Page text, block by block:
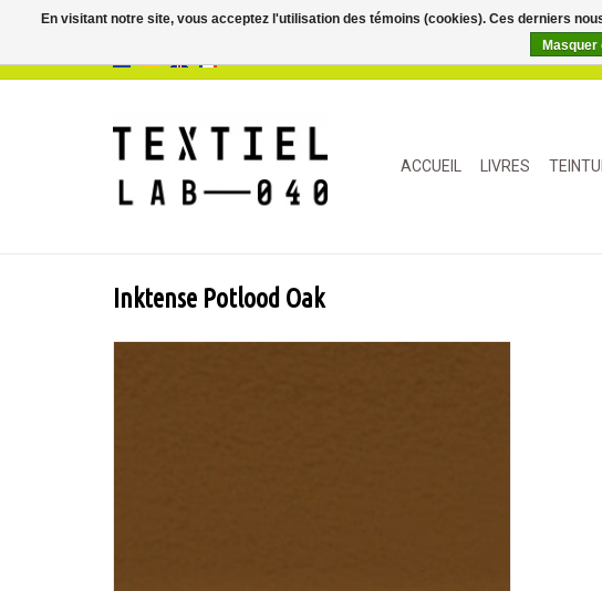
ACCUEIL LIVRES
Inktense Potlood Oak
En visitant notre site, vous acceptez l'utilisation des témoins (cookies). Ces derniers